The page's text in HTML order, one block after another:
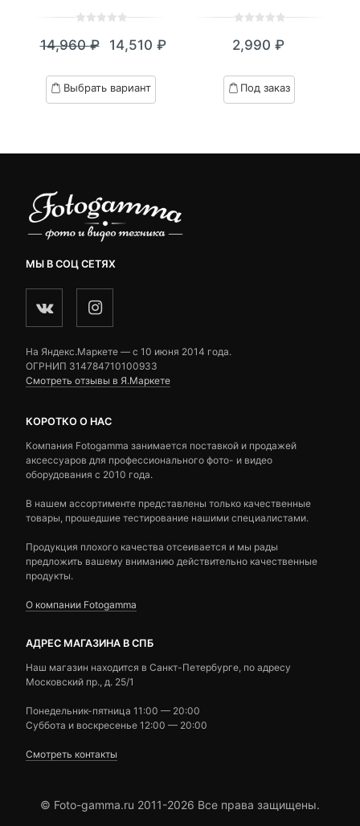
out
based
on
14,960₽
Первоначальная
цена
составляла
14,510 ₽
Текущая
цена:
14,510 ₽.
Выбрать вариант
out
based
on
2,990 ₽
Под заказ
МЫ В СОЦ СЕТЯХ
На Яндекс.Маркете — c 10 июня 2014 года.
ОГРНИП 314784710100933
Смотреть отзывы в Я.Маркете
КОРОТКО О НАС
Компания Fotogamma занимается поставкой и продажей
аксессуаров для профессионального фото- и видео
оборудования с 2010 года.
В нашем ассортименте представлены только качественные
товары, прошедшие тестирование нашими специалистами.
Продукция плохого качества отсеивается и мы рады
предложить вашему вниманию действительно качественные
продукты.
О компании Fotogamma
АДРЕС МАГАЗИНА В СПБ
Наш магазин находится в Санкт-Петербурге, по адресу
Московский пр., д. 25/1
Понедельник-пятница 11:00 — 20:00
Суббота и воскресенье 12:00 — 20:00
Смотреть контакты
© Foto-gamma.ru 2011-2026 Все права защищены.